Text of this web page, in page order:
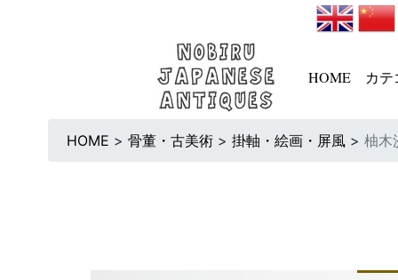
HOME カ
HOME > 骨董・古美術 > 掛軸・絵画・屏風 > 柚木